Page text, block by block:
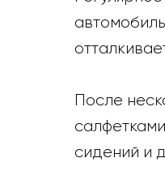
После
сидений и